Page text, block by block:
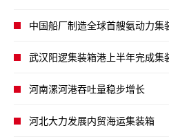
中国船厂制造全球首艘氨动力集
武汉阳逻集装箱港上半年完成集
河南漯河港吞吐量稳步增长
河北大力发展内贸海运集装箱